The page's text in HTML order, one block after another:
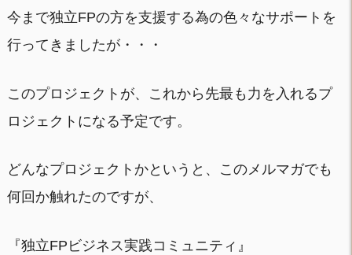
今まで独立FPの方を支援する為の色々なサポートを
行ってきましたが・・・
このプロジェクトが、これから先最も力を入れるプ
ロジェクトになる予定です。
どんなプロジェクトかというと、このメルマガでも
何回か触れたのですが、
『独立FPビジネス実践コミュニティ』